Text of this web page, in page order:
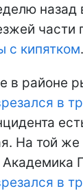
назад
части
с кипятком.
в районе
в
На той же
Академика
в